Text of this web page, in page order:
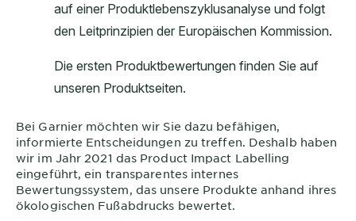
Bei Garnier möchten wir Sie dazu befähigen,
informierte Entscheidungen zu treffen. Deshalb haben
wir im Jahr 2021 das Product Impact Labelling
eingeführt, ein transparentes internes
Bewertungssystem, das unsere Produkte anhand ihres
ökologischen Fußabdrucks bewertet.